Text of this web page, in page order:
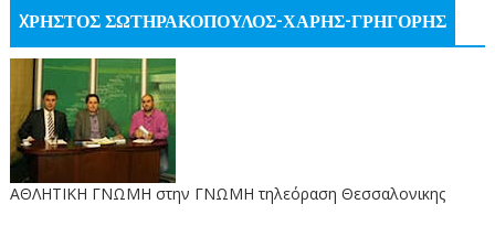
XΡΗΣΤΟΣ ΣΩΤΗΡΑΚΟΠΟΥΛΟΣ-ΧΑΡΗΣ-ΓΡΗΓΟΡΗΣ
ΑΘΛΗΤΙΚΗ ΓΝΩΜΗ στην ΓΝΩΜΗ τηλεόραση Θεσσαλονικης